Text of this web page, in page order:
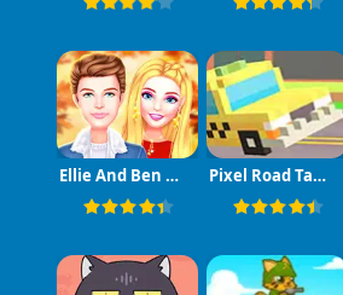
Ellie And Ben Fall Date Pixel Road Taxi Depot